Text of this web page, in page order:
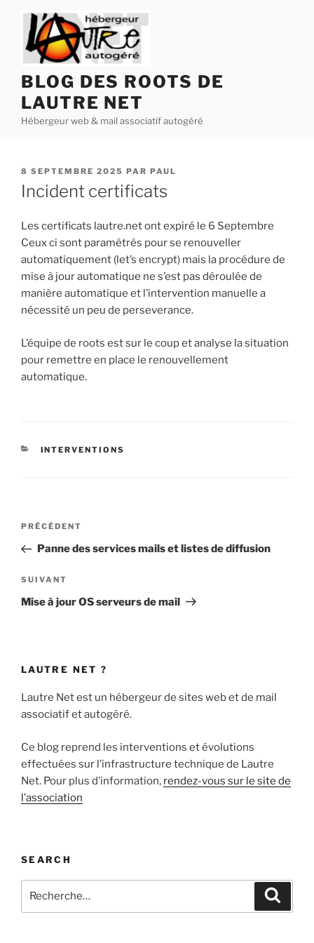
contenu
principal
BLOG DES ROOTS DE
LAUTRE NET
Hébergeur web & mail associatif autogéré
PUBLIÉ
LE
8 SEPTEMBRE 2025 PAR PAUL
Incident certificats
Les certificats lautre.net ont expiré le 6 Septembre
Ceux ci sont paramétrés pour se renouveller
automatiquement (let’s encrypt) mais la procédure de
mise à jour automatique ne s’est pas déroulée de
manière automatique et l’intervention manuelle a
nécessité un peu de perseverance.
L’équipe de roots est sur le coup et analyse la situation
pour remettre en place le renouvellement
automatique.
CATÉGORIES
INTERVENTIONS
Navigation
l’article
Article
précédent
PRÉCÉDENT
Panne des services mails et listes de diffusion
Article
suivant
SUIVANT
Mise à jour OS serveurs de mail
LAUTRE NET ?
Lautre Net est un hébergeur de sites web et de mail
associatif et autogéré.
Ce blog reprend les interventions et évolutions
effectuées sur l’infrastructure technique de Lautre
Net. Pour plus d’information, rendez-vous sur le site de
l’association
SEARCH
pour